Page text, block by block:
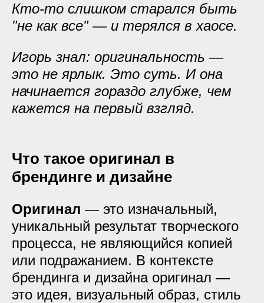
Кто-то слишком старался быть
"не как все" — и терялся в хаосе.
Игорь знал: оригинальность —
это не ярлык. Это суть. И она
начинается гораздо глубже, чем
кажется на первый взгляд.
Что такое оригинал в
брендинге и дизайне
Оригинал — это изначальный,
уникальный результат творческого
процесса, не являющийся копией
или подражанием. В контексте
брендинга и дизайна оригинал —
это идея, визуальный образ, стиль